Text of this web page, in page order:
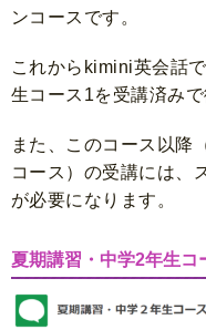
ンコースです。
これからkimini英会話
生コース1を受講済み
また、このコース以降
コース）の受講には、
が必要になります。
夏期講習・中学2年生コ